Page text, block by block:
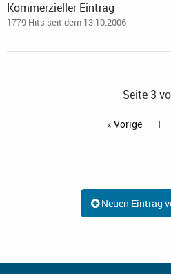
Kommerzieller Eintrag
1779 Hits seit dem 13.10.2006
Seite 3
« Vorige 1
Neuen Eintrag